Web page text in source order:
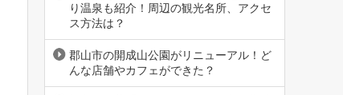
り温泉も紹介！周辺の観光名所、アクセ
ス方法は？
郡山市の開成山公園がリニューアル！ど
んな店舗やカフェができた？